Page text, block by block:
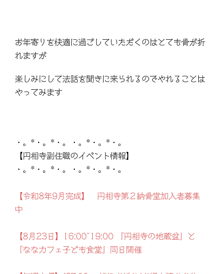
お年寄りを快適に過ごしていただくのはとても骨が折
れますが
楽しみにして法話を聞きに来られるのでやれることは
やってみます
・。*・。*・。・。*・。*・。
【円相寺副住職のイベント情報】
・。*・。*・。・。*・。*・。
【令和8年9月完成】 円相寺第２納骨堂加入者募集
中
【8月23日】16:00~19:00 『円相寺の地蔵盆』と
『ななカフェ子ども食堂』同日開催